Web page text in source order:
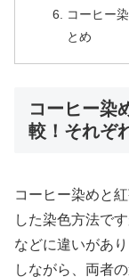
コーヒー
とめ
コーヒー染
較！それぞ
コーヒー染めと
した染色方法で
などに違いがあ
しながら、両者